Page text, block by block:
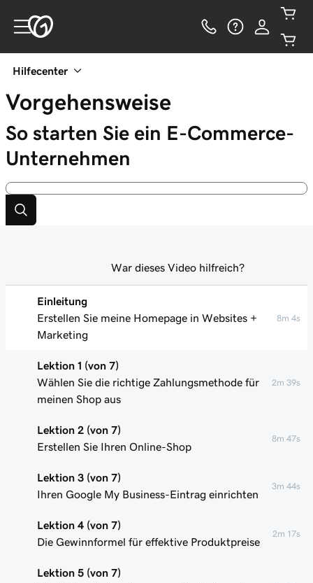
Hilfecenter
Vorgehensweise
So starten Sie ein E-Commerce-
Unternehmen
Einleitung
Erstellen Sie meine Homepage in Websites +
Marketing
8m 4s
Lektion 1 (von 7)
Wählen Sie die richtige Zahlungsmethode für
meinen Shop aus
2m 39s
Lektion 2 (von 7)
Erstellen Sie Ihren Online-Shop
8m 47s
Lektion 3 (von 7)
Ihren Google My Business-Eintrag einrichten
3m 44s
Lektion 4 (von 7)
Die Gewinnformel für effektive Produktpreise
2m 17s
Lektion 5 (von 7)
War dieses Video hilfreich?